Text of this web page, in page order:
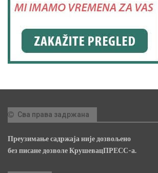
Сва права задржана
Преузимање садржаја није дозвољено
без писане дозволе КрушевацПРЕСС-а.